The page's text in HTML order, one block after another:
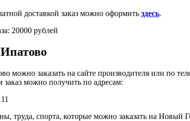
доставкой заказ можно оформить здесь.
20000 рублей
можно заказать на сайте производителя или по
можно получить по адресам:
труда, спорта, которые можно заказать на